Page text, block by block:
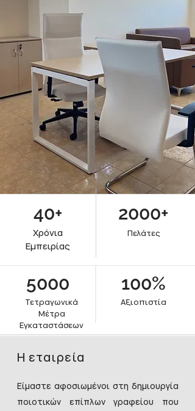
40+
Χρόνια
Εμπειρίας
2000+
Πελάτες
5000 100%
Αξιοπιστία
Τετραγωνικά
Μέτρα
Εγκαταστάσεων
Η εταιρεία
Είμαστε αφοσιωμένοι στη δημιουργία
ποιοτικών επίπλων γραφείου που